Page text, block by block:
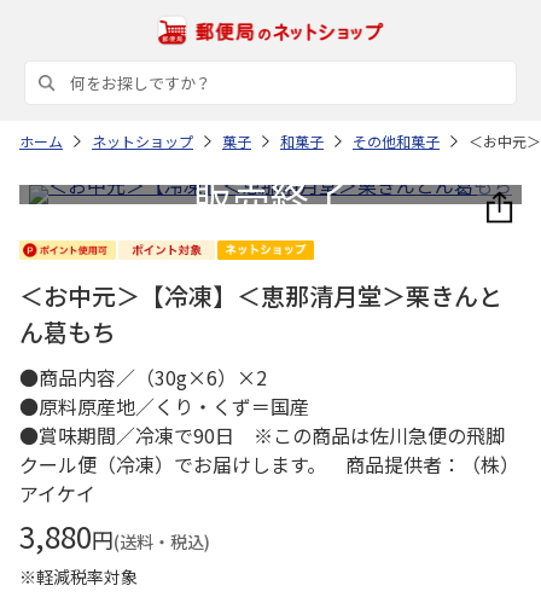
ホーム ネットショップ 菓子 和菓子 その他和菓子 ＜お中元
＜お中元＞【冷凍】＜恵那清月堂＞栗きんと
ん葛もち
●商品内容／（30g×6）×2
●原料原産地／くり・くず＝国産
●賞味期間／冷凍で90日 ※この商品は佐川急便の飛脚
クール便（冷凍）でお届けします。 商品提供者：（株）
アイケイ
3,880円(送料・税込)
※軽減税率対象